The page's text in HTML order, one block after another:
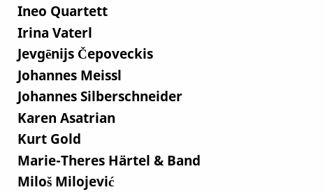
Ineo Quartett
Irina Vaterl
Jevgēnijs Čepoveckis
Johannes Meissl
Johannes Silberschneider
Karen Asatrian
Kurt Gold
Marie-Theres Härtel & Band
Miloš Milojević